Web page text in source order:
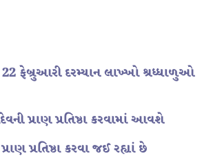
ફેબ્રુઆરી દરમ્યાન લાખ્ખો શ્રધ્ધાળુઓ
પ્રાણ પ્રતિષ્ઠા કરવામાં આવશે
પ્રતિષ્ઠા કરવા જઈ રહ્યાં છે